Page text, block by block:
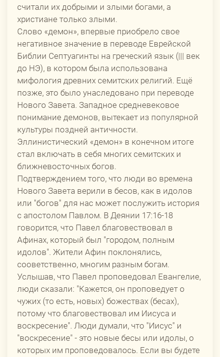
считали их добрыми и злыми богами, а
христиане только злыми.
Слово «демон», впервые приобрело свое
негативное значение в переводе Еврейской
Библии Септуагинты на греческий язык (||| век
до НЭ), в котором была использована
мифология древних семитских религий. Ещё
позже, это было унаследовано при переводе
Нового Завета. Западное средневековое
понимание демонов, вытекает из популярной
культуры поздней античности.
Эллинистический «демон» в конечном итоге
стал включать в себя многих семитских и
ближневосточных богов.
Подтверждением того, что люди во времена
Нового Завета верили в бесов, как в идолов
или "богов" для нас может послужить история
с апостолом Павлом. В Деянии 17:16-18
говорится, что Павел благовествовал в
Афинах, который был "городом, полным
идолов". Жители Афин поклонялись,
сооветственно, многим разным богам.
Услышав, что Павел проповедовал Евангелие,
люди сказали: "Кажется, он проповедует о
чужих (то есть, новых) божествах (бесах),
потому что благовествовал им Иисуса и
воскресение". Люди думали, что "Иисус" и
"воскресение" - это новые бесы или идолы, о
которых им проповедовалось. Если вы будете